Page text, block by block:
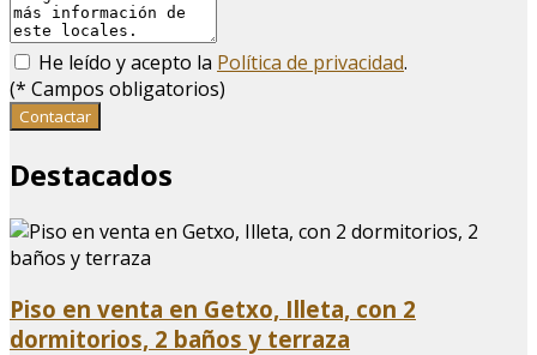
He leído y acepto la Política de privacidad.
(* Campos obligatorios)
Contactar
Destacados
Piso en venta en Getxo, Illeta, con 2
dormitorios, 2 baños y terraza